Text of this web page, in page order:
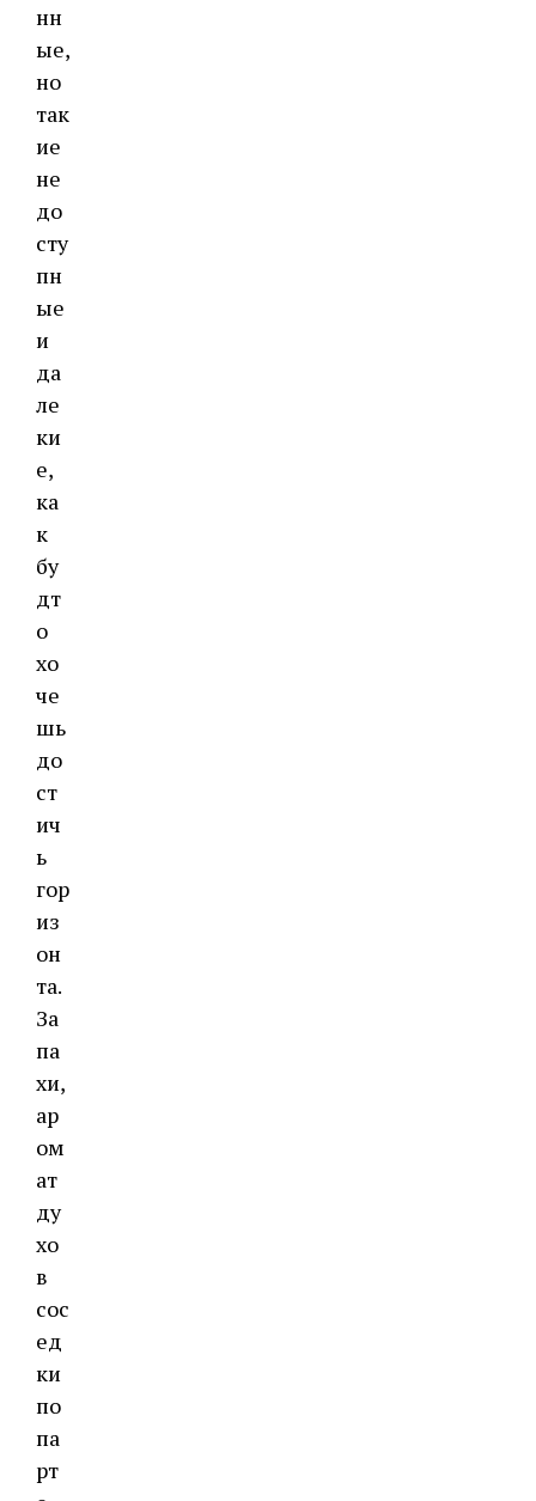
нн
ые,
но
так
ие
не
до
сту
пн
ые
и
да
ле
ки
е,
ка
к
бу
дт
о
хо
че
шь
до
ст
ич
ь
гор
из
он
та.
За
па
хи,
ар
ом
ат
ду
хо
в
сос
ед
ки
по
па
рт